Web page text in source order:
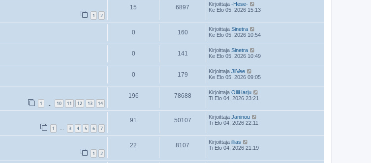
1 2
15 6897 Kirjoittaja -Hese-
Ke Elo 05, 2026 15:13
0 160 Kirjoittaja Sinetra
Ke Elo 05, 2026 10:54
0 141 Kirjoittaja Sinetra
Ke Elo 05, 2026 10:49
0 179 Kirjoittaja JiiVee
Ke Elo 05, 2026 09:05
1 10 11 12 13 14
196 78688 Kirjoittaja OlliHarju
Ti Elo 04, 2026 23:21
1 … 3 4 5 6 7
91 50107 Kirjoittaja Janinou
Ti Elo 04, 2026 22:11
1 2
22 8107 Kirjoittaja illias
Ti Elo 04, 2026 21:19